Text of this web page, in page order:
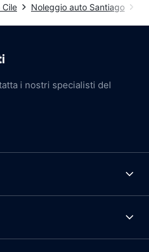
Noleggio auto Santiago
i nostri specialisti del